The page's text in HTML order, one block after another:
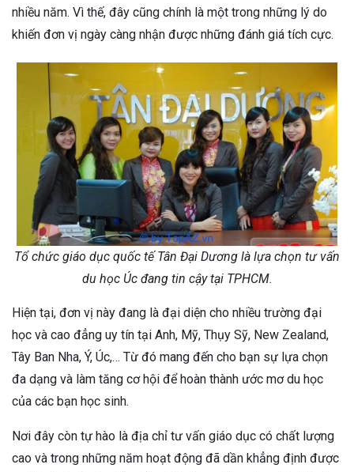
nhiều năm. Vì thế, đây cũng chính là một trong những lý do
khiến đơn vị ngày càng nhận được những đánh giá tích cực.
Tổ chức giáo dục quốc tế Tân Đại Dương là lựa chọn tư vấn
du học Úc đang tin cậy tại TPHCM.
Hiện tại, đơn vị này đang là đại diện cho nhiều trường đại
học và cao đẳng uy tín tại Anh, Mỹ, Thụy Sỹ, New Zealand,
Tây Ban Nha, Ý, Úc,… Từ đó mang đến cho bạn sự lựa chọn
đa dạng và làm tăng cơ hội để hoàn thành ước mơ du học
của các bạn học sinh.
Nơi đây còn tự hào là địa chỉ tư vấn giáo dục có chất lượng
cao và trong những năm hoạt động đã dần khẳng định được